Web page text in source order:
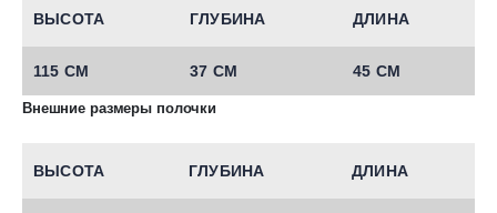
ВЫСОТА ГЛУБИНА ДЛИНА
115 СМ 37 СМ 45 СМ
Внешние размеры полочки
ВЫСОТА ГЛУБИНА ДЛИНА